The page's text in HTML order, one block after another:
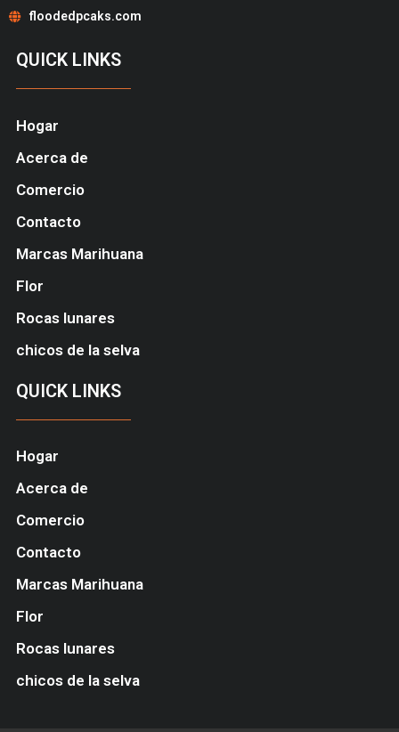
floodedpcaks.com
QUICK LINKS
Hogar
Acerca de
Comercio
Contacto
Marcas Marihuana
Flor
Rocas lunares
chicos de la selva
QUICK LINKS
Hogar
Acerca de
Comercio
Contacto
Marcas Marihuana
Flor
Rocas lunares
chicos de la selva